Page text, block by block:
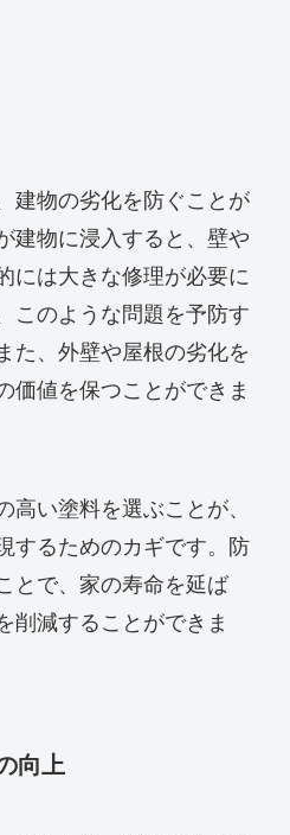
建物の劣化を防ぐことが
建物に浸入すると、壁や
には大きな修理が必要に
このような問題を予防す
た、外壁や屋根の劣化を
価値を保つことができま
高い塗料を選ぶことが、
するためのカギです。防
とで、家の寿命を延ば
削減することができま
向上